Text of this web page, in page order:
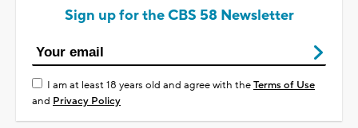
Sign up for the CBS 58 Newsletter
I am at least 18 years old and agree with theTerms of Use
and Privacy Policy